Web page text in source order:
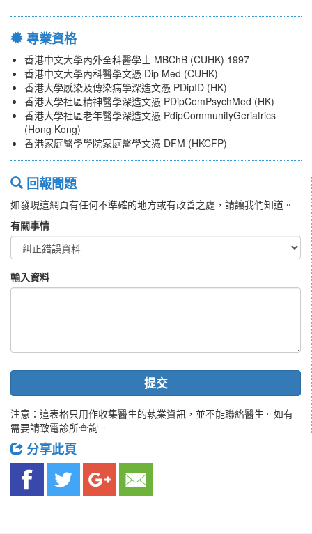
專業資格
香港中文大學內外全科醫學士 MBChB (CUHK) 1997
香港中文大學內科醫學文憑 Dip Med (CUHK)
香港大學感染及傳染病學深造文憑 PDipID (HK)
香港大學社區精神醫學深造文憑 PDipComPsychMed (HK)
香港大學社區老年醫學深造文憑 PdipCommunityGeriatrics
(Hong Kong)
香港家庭醫學學院家庭醫學文憑 DFM (HKCFP)
回報問題
如發現這網頁有任何不準確的地方或有改善之處，請讓我們知道。
有關事情
輸入資料
提交
注意：這表格只用作收集醫生的執業資訊，並不能聯絡醫生。如有
需要請致電診所查詢。
分享此頁